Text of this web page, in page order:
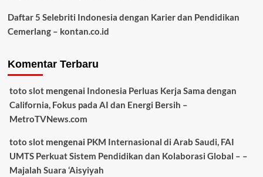
Daftar 5 Selebriti Indonesia dengan Karier dan Pendidikan
Cemerlang – kontan.co.id
Komentar Terbaru
toto slotmengenai Indonesia Perluas Kerja Sama dengan
California, Fokus pada AI dan Energi Bersih –
MetroTVNews.com
toto slotmengenai PKM Internasional di Arab Saudi, FAI
UMTS Perkuat Sistem Pendidikan dan Kolaborasi Global – –
Majalah Suara ‘Aisyiyah